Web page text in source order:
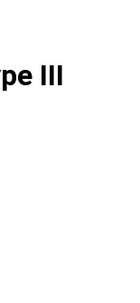
III